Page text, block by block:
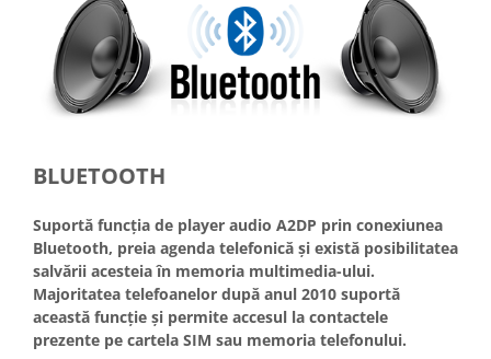
BLUETOOTH
Suportă funcția de player audio A2DP prin conexiunea
Bluetooth, preia agenda telefonică și există posibilitatea
salvării acesteia în memoria multimedia-ului.
Majoritatea telefoanelor după anul 2010 suportă
această funcție și permite accesul la contactele
prezente pe cartela SIM sau memoria telefonului.